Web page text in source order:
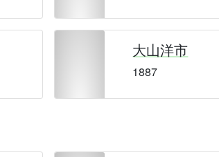
大山洋市
1887